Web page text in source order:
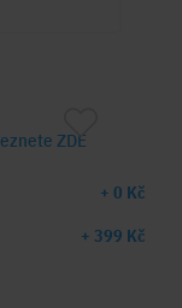
ZDE
+ 0 Kč
+ 399 Kč